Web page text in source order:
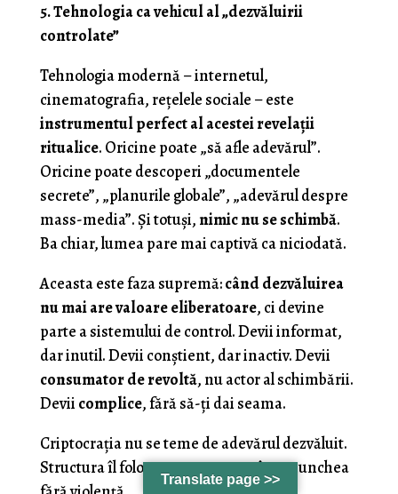
5. Tehnologia ca vehicul al „dezvăluirii
controlate”
Tehnologia modernă – internetul,
cinematografia, rețelele sociale – este
instrumentul perfect al acestei revelații
ritualice. Oricine poate „să afle adevărul”.
Oricine poate descoperi „documentele
secrete”, „planurile globale”, „adevărul despre
mass-media”. Și totuși,nimic nu se schimbă.
Ba chiar, lumea pare mai captivă ca niciodată.
Aceasta este faza supremă:când dezvăluirea
nu mai are valoare eliberatoare, ci devine
parte a sistemului de control. Devii informat,
dar inutil. Devii conștient, dar inactiv. Devii
consumator de revoltă, nu actor al schimbării.
Devii complice, fără să-ți dai seama.
Criptocrația nu se teme de adevărul dezvăluit.
Structura îl folosește pentru a te îngenunchea
Translate page >>